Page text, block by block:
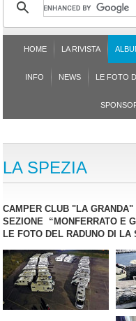
HOME LA RIVISTA
INFO NEWS LE FOTO
LA SPEZIA
CAMPER CLUB "LA GRANDA"
SEZIONE “MONFERRATO E
LE FOTO DEL RADUNO DI